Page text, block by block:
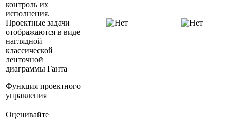
контроль их
исполнения.
Проектные задачи
отображаются в виде
наглядной
классической
ленточной
диаграммы Ганта
Функция проектного
управления
Оценивайте